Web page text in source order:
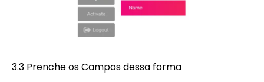
3.3 Prenche os Campos dessa forma